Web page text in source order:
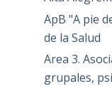
ApB "A pie
de la Salud
Area 3.
grupales,